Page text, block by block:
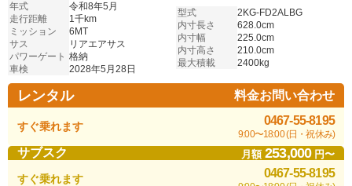
年式
令和8年5月
走行距離
1千km
ミッション
6MT
サス
リアエアサス
パワーゲート 格納
車検
2028年5月28日
型式
2KG-FD2ALBG
内寸長さ
628.0cm
内寸幅
225.0cm
内寸高さ
210.0cm
最大積載
2400kg
レンタル 料金お問い合わせ
すぐ乗れます 0467-55-8195
9:00〜18:00 (日・祝休み)
サブスク 月額253,000円〜
すぐ乗れます 0467-55-8195